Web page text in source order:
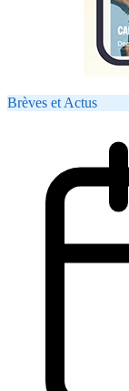
Brèves et Actus